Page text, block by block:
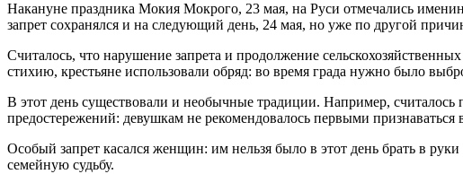
Накануне праздника Мокия Мокрого, 23 мая, на Руси отмечались
запрет сохранялся и на следующий день, 24 мая, но уже по другой
Считалось, что нарушение запрета и продолжение
стихию, крестьяне использовали обряд: во время града нужно было
В этот день существовали и необычные традиции. Например,
предостережений: девушкам не рекомендовалось первыми
Особый запрет касался женщин: им нельзя было в этот день брать в
семейную судьбу.